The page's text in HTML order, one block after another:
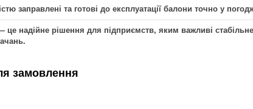
заправлені та готові до експлуатації балони точно у
це надійне рішення для підприємств, яким важливі
замовлення